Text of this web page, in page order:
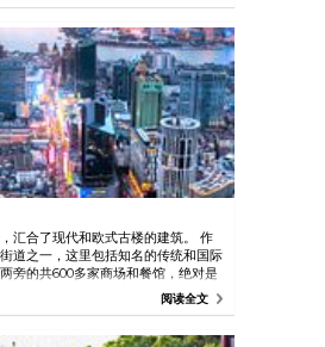
汇合了现代和欧式古楼的建筑。 作
道之一，这里包括知名的传统和国际
旁的共600多家商场和餐馆，绝对是
阅读全文